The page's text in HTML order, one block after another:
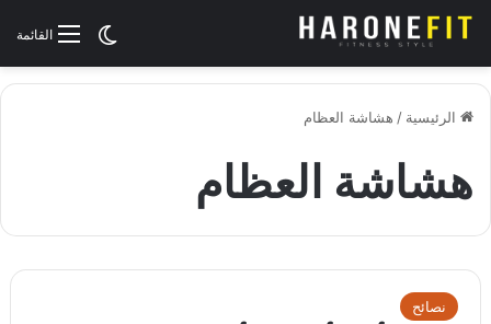
القائمةالوضع
الرئيسية / هشاشة العظام
هشاشة العظام
نصائح